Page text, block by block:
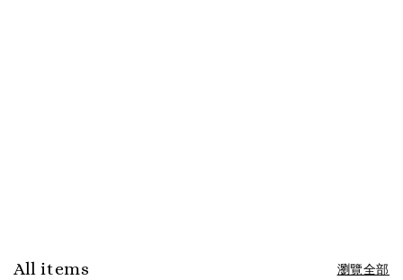
All items 瀏覽全部